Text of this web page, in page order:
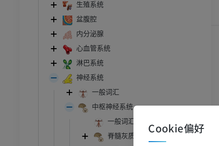
生殖系统
盆腹腔
内分泌腺
心血管系统
淋巴系统
神经系统
一般词汇
中枢神经系统
一般词汇
脊髓灰质
跗 - 足
踝关节磁共振成像
MRI
优质会员
Cookie偏好